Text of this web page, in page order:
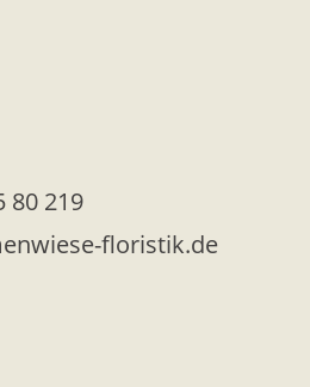
80 219
floristik.de